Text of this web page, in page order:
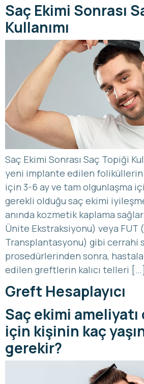
Saç Ekimi Sonrası
Kullanımı
Saç Ekimi Sonrası Saç Topiği
yeni implante edilen foliküllerin
için 3-6 ay ve tam olgunlaşma
gerekli olduğu saç ekimi
anında kozmetik kaplama
Ünite Ekstraksiyonu) veya FUT
Transplantasyonu) gibi cerrahi
prosedürlerinden sonra,
edilen greftlerin kalıcı telleri […]
Greft Hesaplayıcı
Saç ekimi
için kişinin kaç
gerekir?